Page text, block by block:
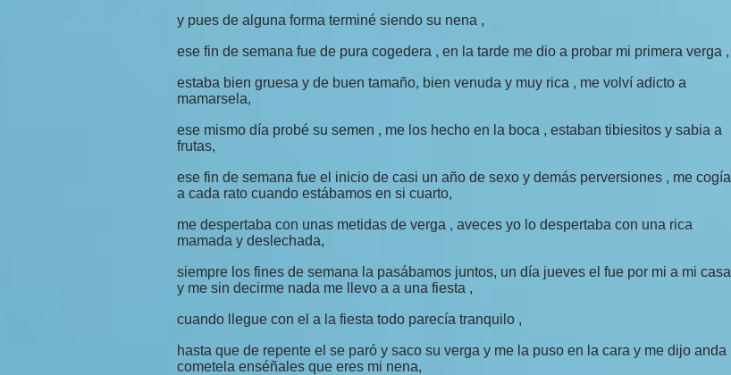
y pues de alguna forma terminé siendo su nena ,
ese fin de semana fue de pura cogedera , en la tarde me dio a probar mi primera verga ,
estaba bien gruesa y de buen tamaño, bien venuda y muy rica , me volví adicto a
mamarsela,
ese mismo día probé su semen , me los hecho en la boca , estaban tibiesitos y sabia a
frutas,
ese fin de semana fue el inicio de casi un año de sexo y demás perversiones , me cogía
a cada rato cuando estábamos en si cuarto,
me despertaba con unas metidas de verga , aveces yo lo despertaba con una rica
mamada y deslechada,
siempre los fines de semana la pasábamos juntos, un día jueves el fue por mi a mi casa
y me sin decirme nada me llevo a a una fiesta ,
cuando llegue con el a la fiesta todo parecía tranquilo ,
hasta que de repente el se paró y saco su verga y me la puso en la cara y me dijo anda
cometela enséñales que eres mi nena,